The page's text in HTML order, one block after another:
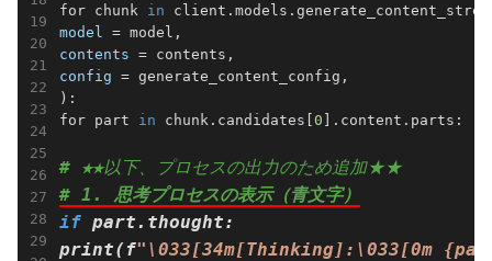
for chunk in
model
contents
config = generate_content_config,
):
for part in chunk.candidates[0 ].content.parts:
# ★★以下、プロセスの出力のため追加★★
# 1. 思考プロセスの表示（青文字）
if part.thought:
print(f"\033[34m[Thinking]:\033[0m